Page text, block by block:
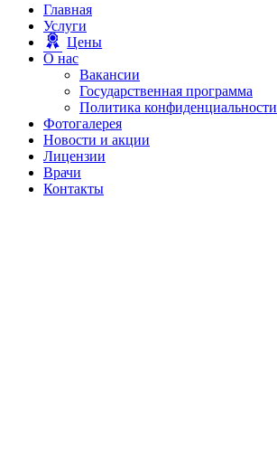
Главная
Услуги
Цены
О нас
Вакансии
Государственная программа
Политика конфиденциальности
Фотогалерея
Новости и акции
Лицензии
Врачи
Контакты